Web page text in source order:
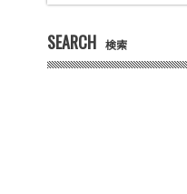
SEARCH 検索